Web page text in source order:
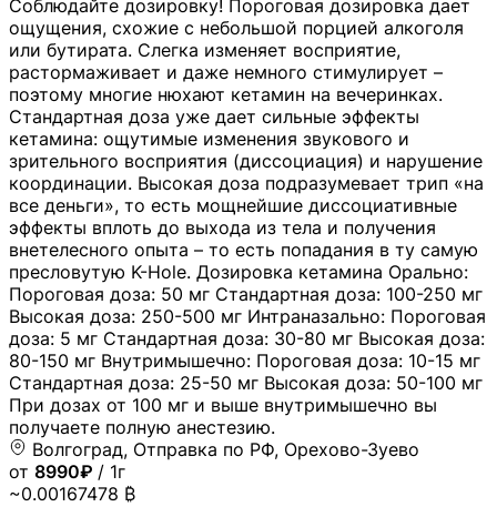
Соблюдайте дозировку! Пороговая дозировка дает
ощущения, схожие с небольшой порцией алкоголя
или бутирата. Слегка изменяет восприятие,
растормаживает и даже немного стимулирует –
поэтому многие нюхают кетамин на вечеринках.
Стандартная доза уже дает сильные эффекты
кетамина: ощутимые изменения звукового и
зрительного восприятия (диссоциация) и нарушение
координации. Высокая доза подразумевает трип «на
все деньги», то есть мощнейшие диссоциативные
эффекты вплоть до выхода из тела и получения
внетелесного опыта – то есть попадания в ту самую
пресловутую K-Hole. Дозировка кетамина Орально:
Пороговая доза: 50 мг Стандартная доза: 100-250 мг
Высокая доза: 250-500 мг Интраназально: Пороговая
доза: 5 мг Стандартная доза: 30-80 мг Высокая доза:
80-150 мг Внутримышечно: Пороговая доза: 10-15 мг
Стандартная доза: 25-50 мг Высокая доза: 50-100 мг
При дозах от 100 мг и выше внутримышечно вы
получаете полную анестезию.
Волгоград, Отправка по РФ, Орехово-Зуево
от 8990₽ / 1г
~0.00167478 ₿